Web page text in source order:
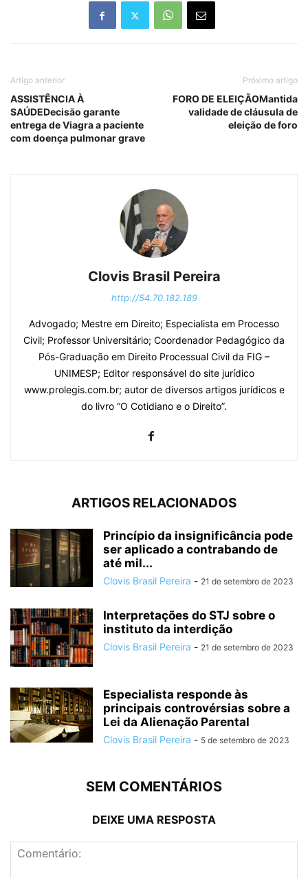
Artigo anterior
ASSISTÊNCIA À
SAÚDEDecisão garante
entrega de Viagra a paciente
com doença pulmonar grave
Próximo artigo
FORO DE ELEIÇÃOMantida
validade de cláusula de
eleição de foro
Clovis Brasil Pereira
http://54.70.182.189
Advogado; Mestre em Direito; Especialista em Processo
Civil; Professor Universitário; Coordenador Pedagógico da
Pós-Graduação em Direito Processual Civil da FIG –
UNIMESP; Editor responsável do site jurídico
www.prolegis.com.br; autor de diversos artigos jurídicos e
do livro “O Cotidiano e o Direito”.
ARTIGOS RELACIONADOS
Princípio da insignificância pode
ser aplicado a contrabando de
até mil...
Clovis Brasil Pereira - 21 de setembro de 2023
Interpretações do STJ sobre o
instituto da interdição
Clovis Brasil Pereira - 21 de setembro de 2023
Especialista responde às
principais controvérsias sobre a
Lei da Alienação Parental
Clovis Brasil Pereira - 5 de setembro de 2023
SEM COMENTÁRIOS
DEIXE UMA RESPOSTA